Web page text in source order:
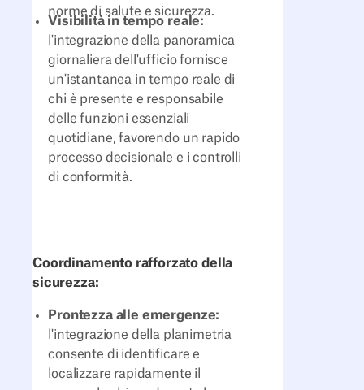
norme di salute e sicurezza.
Visibilità in tempo reale:
l'integrazione della panoramica
giornaliera dell'ufficio fornisce
un'istantanea in tempo reale di
chi è presente e responsabile
delle funzioni essenziali
quotidiane, favorendo un rapido
processo decisionale e i controlli
di conformità.
Coordinamento rafforzato della
sicurezza:
Prontezza alle emergenze:
l'integrazione della planimetria
consente di identificare e
localizzare rapidamente il